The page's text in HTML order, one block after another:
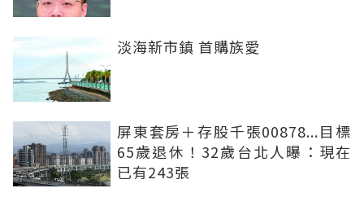
淡海新市鎮 首購族愛
屏東套房＋存股千張00878...目標
65歲退休！32歲台北人曝：現在
已有243張